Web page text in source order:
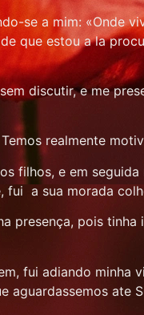
se a mim: «Onde
que estou a la
discutir, e me
realmente
filhos, e em
a sua morada
presença, pois
fui adiando minha
aguardassemos ate